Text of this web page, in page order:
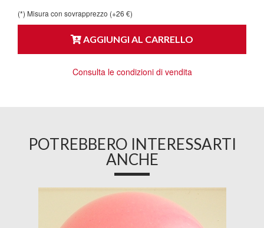
(*) Misura con sovrapprezzo (+26 €)
AGGIUNGI AL CARRELLO
Consulta le condizioni di vendita
POTREBBERO INTERESSARTI
ANCHE